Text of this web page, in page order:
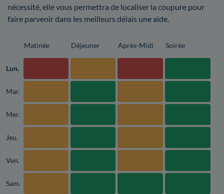
nécessité, elle vous permettra de localiser la coupure pour
faire parvenir dans les meilleurs délais une aide.
Matinée Déjeuner Après-Midi Soirée
Lun.
Mar.
Mer.
Jeu.
Ven.
Sam.